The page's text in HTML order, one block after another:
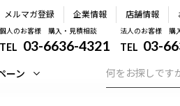
メルマガ登録 企業情報 店舗情報
個人のお客様 購入・見積相談
TEL 03-6636-4321
法人のお客様 購
TEL 03-
ーン